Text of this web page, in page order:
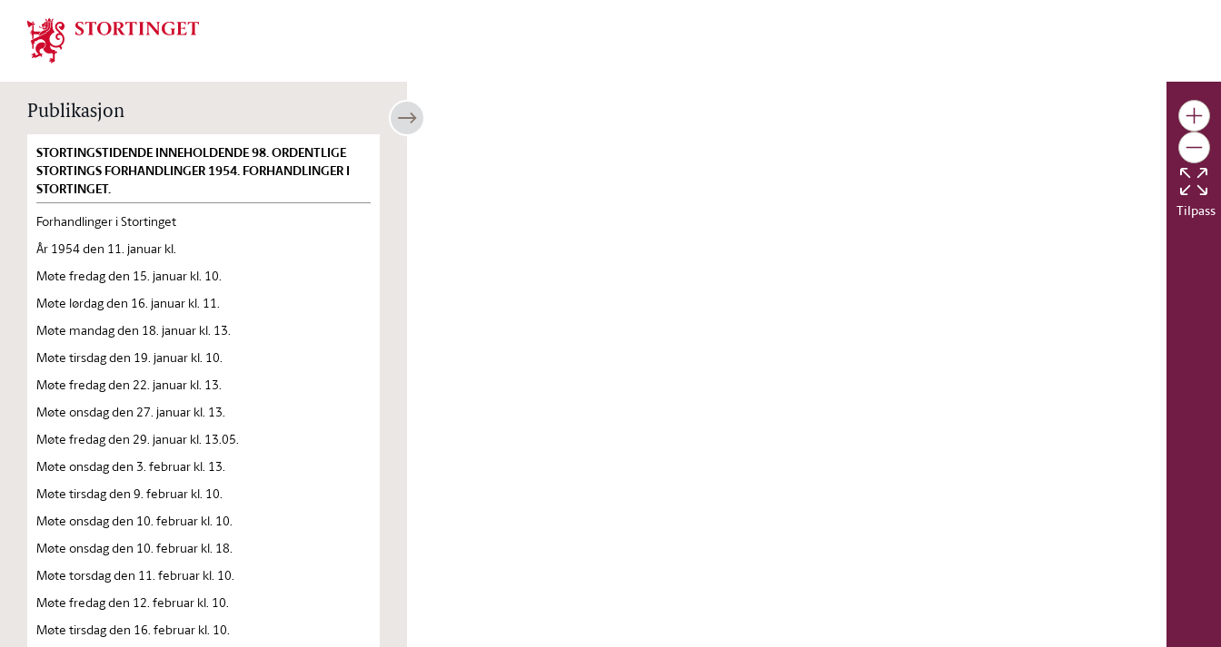
Stortinget.no
Publikasjon
STORTINGSTIDENDE INNEHOLDENDE 98. ORDENTLIGE
STORTINGS FORHANDLINGER 1954. FORHANDLINGER I
STORTINGET.
Forhandlinger i Stortinget
År 1954 den 11. januar kl.
Møte fredag den 15. januar kl. 10.
Møte lørdag den 16. januar kl. 11.
Møte mandag den 18. januar kl. 13.
Møte tirsdag den 19. januar kl. 10.
Møte fredag den 22. januar kl. 13.
Møte onsdag den 27. januar kl. 13.
Møte fredag den 29. januar kl. 13.05.
Møte onsdag den 3. februar kl. 13.
Møte tirsdag den 9. februar kl. 10.
Møte onsdag den 10. februar kl. 10.
Møte onsdag den 10. februar kl. 18.
Møte torsdag den 11. februar kl. 10.
Møte fredag den 12. februar kl. 10.
Møte tirsdag den 16. februar kl. 10.